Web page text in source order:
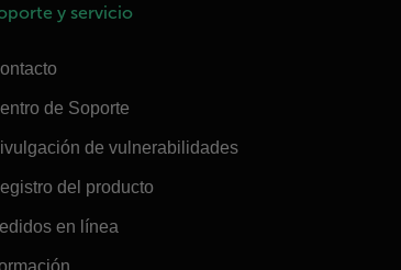
y servicio
de Soporte
de vulnerabilidades
del producto
en línea